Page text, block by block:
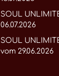
SOUL
06.07.2026
SOUL
vom 29.06.2026